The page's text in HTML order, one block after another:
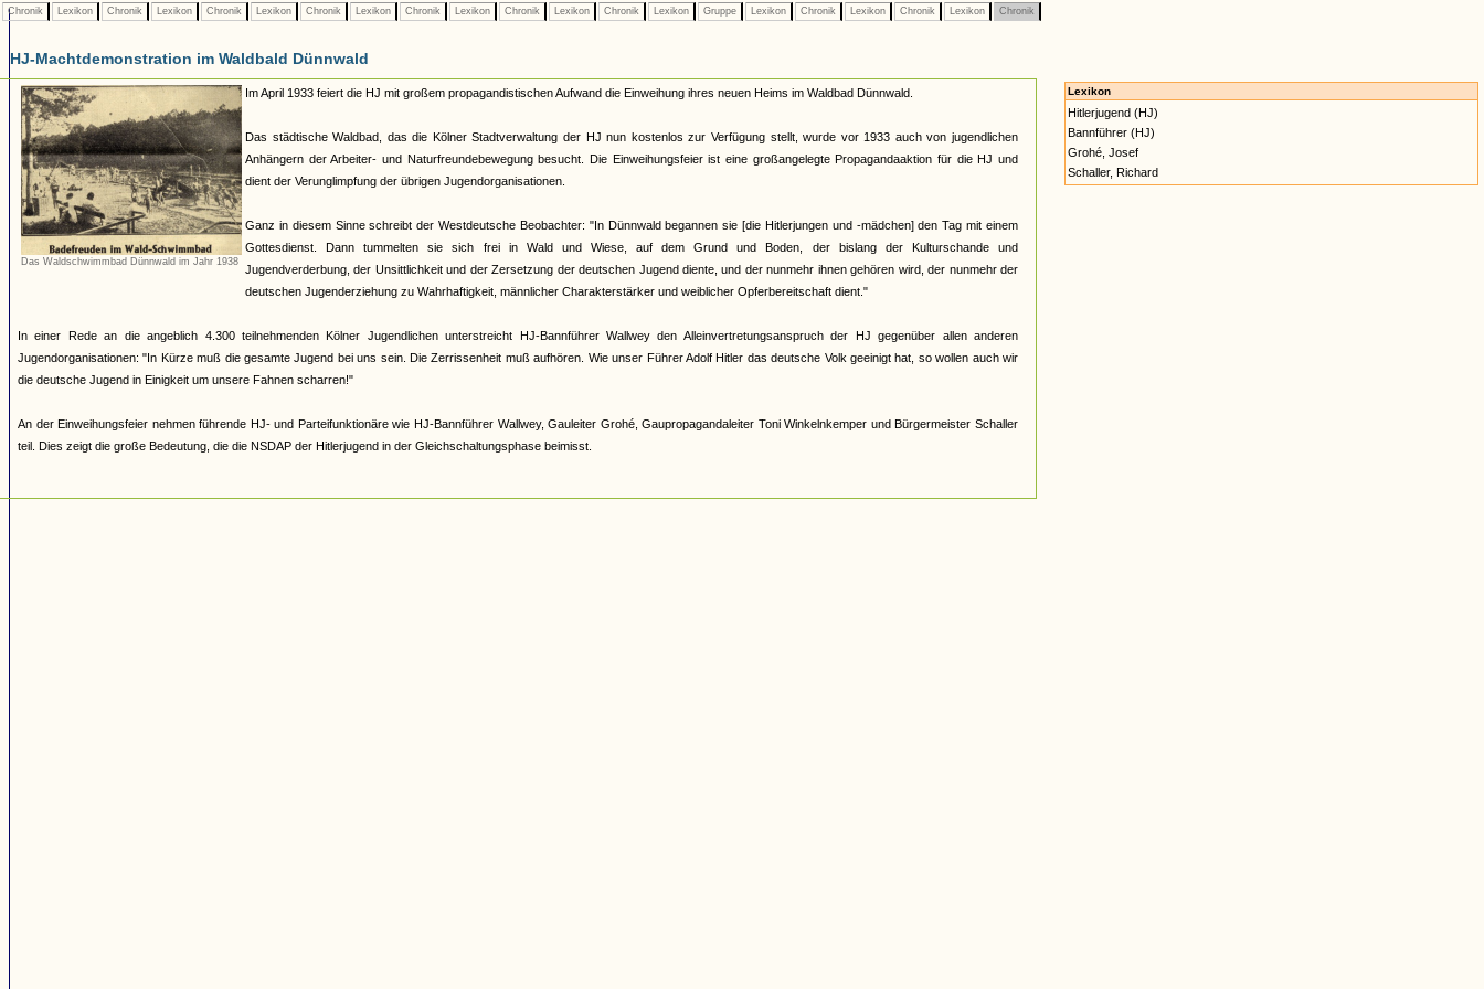
Chronik Lexikon Chronik Lexikon Chronik Lexikon Chronik Lexikon Chronik Lexikon Chronik Lexikon Chronik Lexikon Gruppe Lexikon Chronik Lexikon Chronik Lexikon Chronik
HJ-Machtdemonstration im Waldbald Dünnwald
Das Waldschwimmbad Dünnwald im Jahr 1938
Im April 1933 feiert die HJ mit großem propagandistischen Aufwand die Einweihung ihres neuen Heims im Waldbad Dünnwald.
Das städtische Waldbad, das die Kölner Stadtverwaltung der HJ nun kostenlos zur Verfügung stellt, wurde vor 1933 auch von jugendlichen
Anhängern der Arbeiter- und Naturfreundebewegung besucht. Die Einweihungsfeier ist eine großangelegte Propagandaaktion für die HJ und
dient der Verunglimpfung der übrigen Jugendorganisationen.
Ganz in diesem Sinne schreibt der Westdeutsche Beobachter: "In Dünnwald begannen sie [die Hitlerjungen und -mädchen] den Tag mit einem
Gottesdienst. Dann tummelten sie sich frei in Wald und Wiese, auf dem Grund und Boden, der bislang der Kulturschande und
Jugendverderbung, der Unsittlichkeit und der Zersetzung der deutschen Jugend diente, und der nunmehr ihnen gehören wird, der nunmehr der
deutschen Jugenderziehung zu Wahrhaftigkeit, männlicher Charakterstärker und weiblicher Opferbereitschaft dient."
In einer Rede an die angeblich 4.300 teilnehmenden Kölner Jugendlichen unterstreicht HJ-Bannführer Wallwey den Alleinvertretungsanspruch der HJ gegenüber allen anderen
Jugendorganisationen: "In Kürze muß die gesamte Jugend bei uns sein. Die Zerrissenheit muß aufhören. Wie unser Führer Adolf Hitler das deutsche Volk geeinigt hat, so wollen auch wir
die deutsche Jugend in Einigkeit um unsere Fahnen scharren!"
An der Einweihungsfeier nehmen führende HJ- und Parteifunktionäre wie HJ-Bannführer Wallwey, Gauleiter Grohé, Gaupropagandaleiter Toni Winkelnkemper und Bürgermeister Schaller
teil. Dies zeigt die große Bedeutung, die die NSDAP der Hitlerjugend in der Gleichschaltungsphase beimisst.
Lexikon
Hitlerjugend (HJ)
Bannführer (HJ)
Grohé, Josef
Schaller, Richard